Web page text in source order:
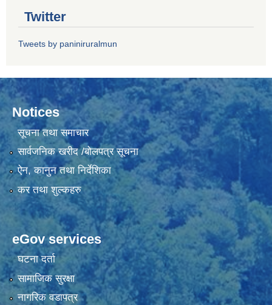
Twitter
Tweets by paniniruralmun
Notices
सूचना तथा समाचार
सार्वजनिक खरीद /बोलपत्र सूचना
ऐन, कानुन तथा निर्देशिका
कर तथा शुल्कहरु
eGov services
घटना दर्ता
सामाजिक सुरक्षा
नागरिक वडापत्र